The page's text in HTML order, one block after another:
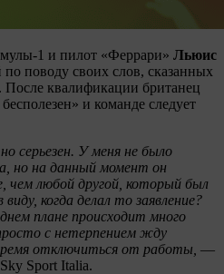
1 и пилот «Феррари» Льюис
поводу своих слов, сказанных
квалификации британец
и команде следует
серьезен. У меня не было
но на данный момент он
чем любой другой, который был
когда делал то заявление?
плане происходит много
с нетерпением жду
отключиться от работы, —
Sport Italia.